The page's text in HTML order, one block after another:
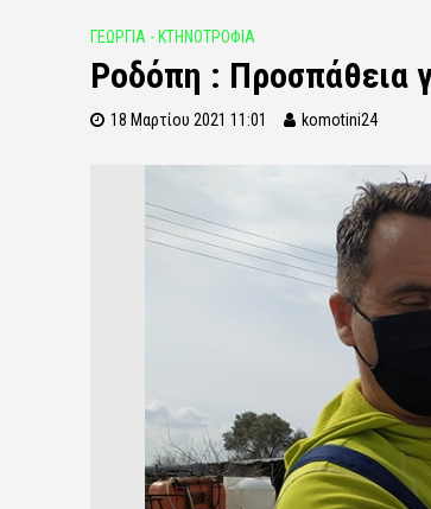
ΓΕΩΡΓΙΑ - ΚΤΗΝΟΤΡΟΦΙΑ
Ροδόπη : Προσπάθεια
18 Μαρτίου 2021 11:01 komotini24